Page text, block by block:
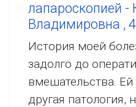
лапароскопией
Владимировна ,
История моей
задолго до
вмешательства.
другая патология,